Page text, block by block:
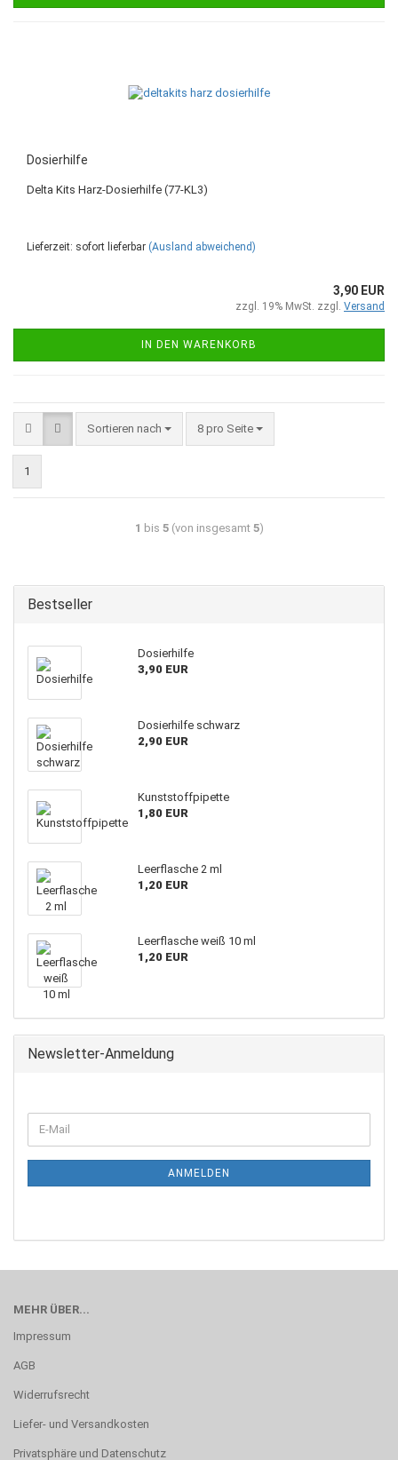
Dosierhilfe
Delta Kits Harz-Dosierhilfe (77-KL3)
Lieferzeit: sofort lieferbar (Ausland abweichend)
3,90 EUR
zzgl. 19% MwSt. zzgl. Versand
IN DEN WARENKORB
Sortieren nach 8 pro Seite
1
1 bis 5(von insgesamt 5)
Bestseller
Dosierhilfe
3,90 EUR
Dosierhilfe schwarz
2,90 EUR
Kunststoffpipette
1,80 EUR
Leerflasche 2 ml
1,20 EUR
Leerflasche weiß 10 ml
1,20 EUR
Newsletter-Anmeldung
ANMELDEN
MEHR ÜBER...
Impressum
AGB
Widerrufsrecht
Liefer- und Versandkosten
Privatsphäre und Datenschutz